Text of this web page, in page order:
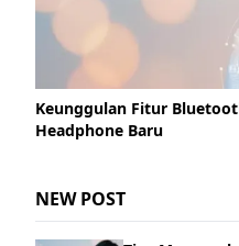
Keunggulan Fitur
Headphone Baru
NEW POST